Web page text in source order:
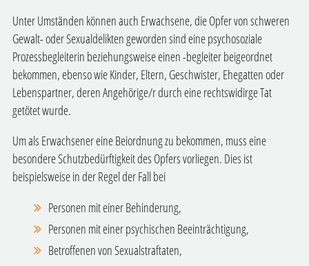
Unter Umständen können auch Erwachsene, die Opfer von schweren
Gewalt- oder Sexualdelikten geworden sind eine psychosoziale
Prozessbegleiterin beziehungsweise einen -begleiter beigeordnet
bekommen, ebenso wie Kinder, Eltern, Geschwister, Ehegatten oder
Lebenspartner, deren Angehörige/r durch eine rechtswidirge Tat
getötet wurde.
Um als Erwachsener eine Beiordnung zu bekommen, muss eine
besondere Schutzbedürftigkeit des Opfers vorliegen. Dies ist
beispielsweise in der Regel der Fall bei
Personen mit einer Behinderung,
Personen mit einer psychischen Beeinträchtigung,
Betroffenen von Sexualstraftaten,